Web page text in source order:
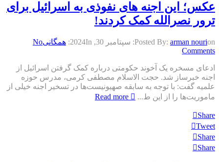
عکس؛ این اجنه های نفوذی به اسرائیل برای
ترور نصرالله کمک کردند!
Posted By: arman nourion: سپتامبر 30, 2024 In: همگانیNo
Comments
ادعای مسخره یک آخوند حکومتی درباره کمک گرفتن اسرائیل از
اجنه خبرساز شد. حجت الاسلام مصطفی کرمی، مدرس حوزه
علمیه گفت: با توجه به سابقه صهیونیست‌ها در تسخیر اجنه خیلی از
ماموریت‌ها را از این ط...
Read more
Share
Tweet
Share
Share